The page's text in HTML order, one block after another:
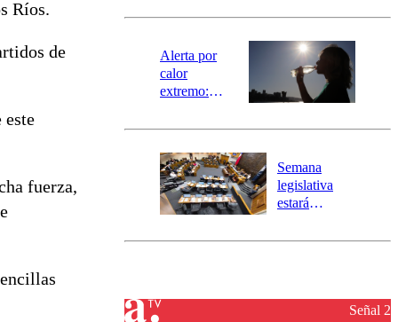
Ríos.
de
este
fuerza,
revisa la
epicentro
Alerta por
calor
extremo:
activa Alerta
Preventiva en
tres comunas
Semana
legislativa
estará
el fin de la
reconstrucciónSeñal 2